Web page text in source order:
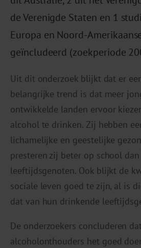
de Verenigde Staten en 1
Europa en Noord-
geïncludeerd (zoekperiode
Uit dit onderzoek blijkt dat er
belangrijke trend is dat meer
ontwikkelde landen ervoor
alcohol te drinken. Zij hebben
lichamelijke en geestelijke
presteren zij beter op school
leeftijdsgenoten. Ook blijkt de
sociale leven goed te zijn, al is
dat van hun drinkende
De onderzoekers concluderen
alcoholonthouders het goed